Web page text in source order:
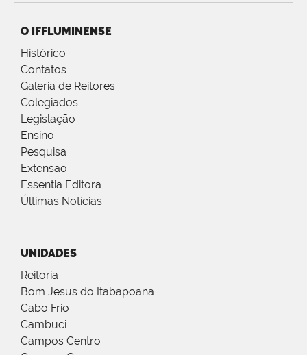
O IFFLUMINENSE
Histórico
Contatos
Galeria de Reitores
Colegiados
Legislação
Ensino
Pesquisa
Extensão
Essentia Editora
Últimas Notícias
UNIDADES
Reitoria
Bom Jesus do Itabapoana
Cabo Frio
Cambuci
Campos Centro